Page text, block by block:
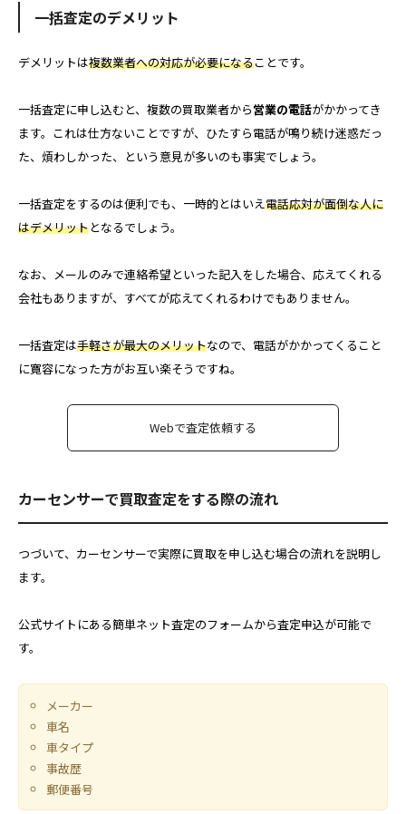
一括査定のデメリット
デメリットは複数業者への対応が必要になることです。
一括査定に申し込むと、複数の買取業者から営業の電話がかかってき
ます。これは仕方ないことですが、ひたすら電話が鳴り続け迷惑だっ
た、煩わしかった、という意見が多いのも事実でしょう。
一括査定をするのは便利でも、一時的とはいえ電話応対が面倒な人に
はデメリットとなるでしょう。
なお、メールのみで連絡希望といった記入をした場合、応えてくれる
会社もありますが、すべてが応えてくれるわけでもありません。
一括査定は手軽さが最大のメリットなので、電話がかかってくること
に寛容になった方がお互い楽そうですね。
Webで査定依頼する
カーセンサーで買取査定をする際の流れ
つづいて、カーセンサーで実際に買取を申し込む場合の流れを説明し
ます。
公式サイトにある簡単ネット査定のフォームから査定申込が可能で
す。
メーカー
車名
車タイプ
事故歴
郵便番号